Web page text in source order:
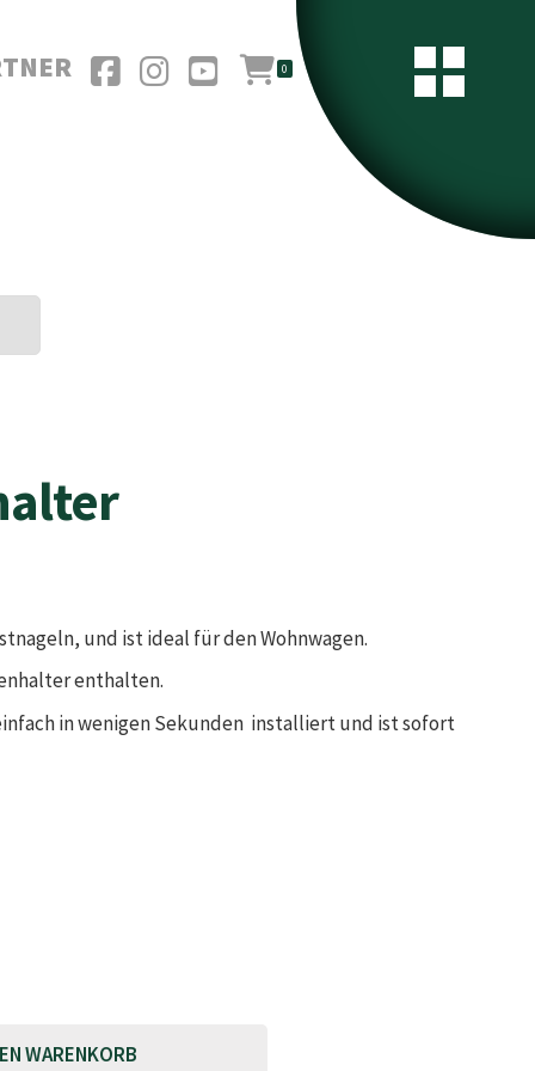
0
und ist ideal für den Wohnwagen.
enthalten.
in wenigen Sekunden installiert und ist sofort
WARENKORB